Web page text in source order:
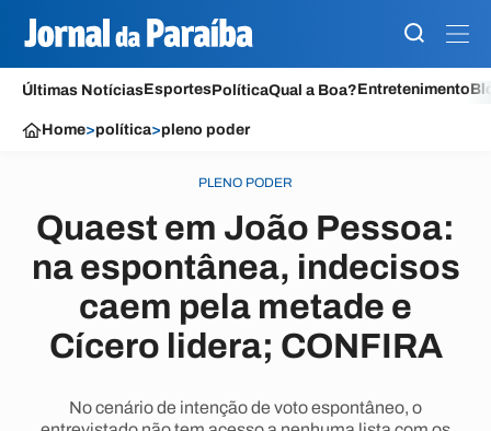
Últimas NotíciasEsportesPolíticaQual a Boa?Entretenimento
Home>política>pleno poder
PLENO PODER
Quaest em João Pessoa:
na espontânea, indecisos
caem pela metade e
Cícero lidera; CONFIRA
No cenário de intenção de voto espontâneo, o